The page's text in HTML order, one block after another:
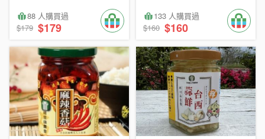
88 人購買過
$179 $179
133 人購買過
$160 $160